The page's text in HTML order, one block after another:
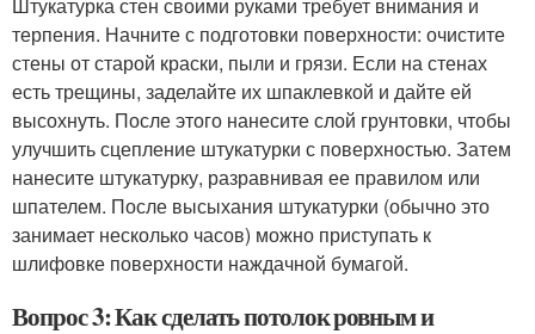
терпения. Начните с подготовки поверхности: очистите
стены от старой краски, пыли и грязи. Если на стенах
есть трещины, заделайте их шпаклевкой и дайте ей
высохнуть. После этого нанесите слой грунтовки, чтобы
улучшить сцепление штукатурки с поверхностью. Затем
нанесите штукатурку, разравнивая ее правилом или
шпателем. После высыхания штукатурки (обычно это
занимает несколько часов) можно приступать к
шлифовке поверхности наждачной бумагой.
Вопрос 3: Как сделать потолок ровным и